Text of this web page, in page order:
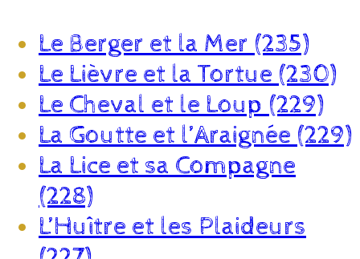
Le Berger et la Mer (235)
Le Lièvre et la Tortue (230)
Le Cheval et le Loup (229)
La Goutte et l’Araignée (229)
La Lice et sa Compagne
(228)
L’Huître et les Plaideurs